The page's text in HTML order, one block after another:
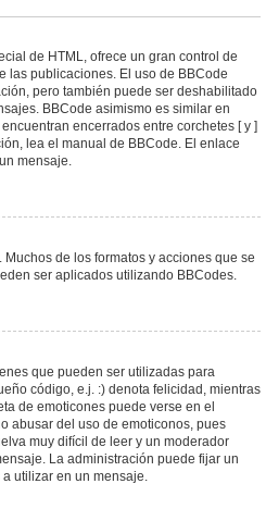
de HTML, ofrece un gran control de
las publicaciones. El uso de BBCode
pero también puede ser deshabilitado
BBCode asimismo es similar en
encerrados entre corchetes [ y ]
lea el manual de BBCode. El enlace
mensaje.
de los formatos y acciones que se
ser aplicados utilizando BBCodes.
que pueden ser utilizadas para
código, e.j. :) denota felicidad, mientras
de emoticones puede verse en el
abusar del uso de emoticonos, pues
muy difícil de leer y un moderador
La administración puede fijar un
utilizar en un mensaje.